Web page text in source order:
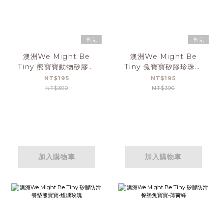
售完
澳洲We Might Be
Tiny 熊寶寶動物矽膠吸
管外出攜帶組-淺灰(含1
支吸管+1支清潔刷)
NT$195
NT$390
加入購物車
售完
澳洲We Might Be
Tiny 兔寶寶矽膠珍珠吸
管外出攜帶組-孔雀藍
NT$195
NT$390
加入購物車